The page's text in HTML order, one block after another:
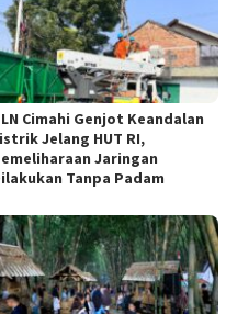
Cimahi Genjot Keandalan
Jelang HUT RI,
Jaringan
Tanpa Padam